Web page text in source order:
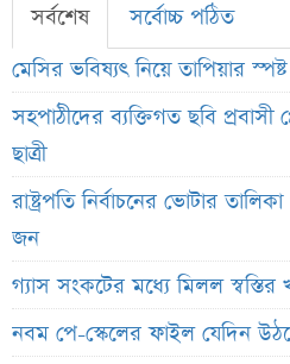
সর্বশেষ
সর্বোচ্চ পঠিত
মেসির ভবিষ্যৎ নিয়ে তাপিয়ার স্পষ্ট
সহপাঠীদের ব্যক্তিগত ছবি প্রবাসী
ছাত্রী
রাষ্ট্রপতি নির্বাচনের ভোটার
জন
গ্যাস সংকটের মধ্যে মিলল স্বস্তির
নবম পে-স্কেলের ফাইল যেদিন